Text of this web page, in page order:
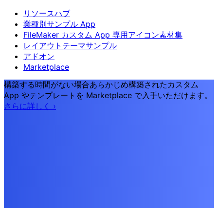
リソースハブ
業種別サンプル App
FileMaker カスタム App 専用アイコン素材集
レイアウトテーマサンプル
アドオン
Marketplace
構築する時間がない場合あらかじめ構築されたカスタム
App やテンプレートを Marketplace で入手いただけます。
さらに詳しく ›